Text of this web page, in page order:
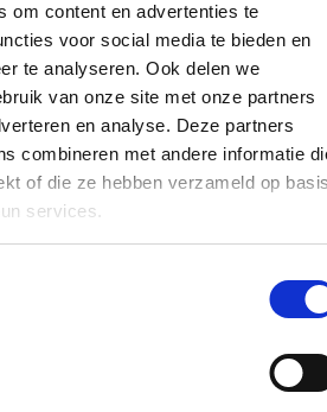
om content en advertenties te
voor social media te bieden en
te analyseren. Ook delen we
van onze site met onze partners
en analyse. Deze partners
combineren met andere informatie
of die ze hebben verzameld op
services.